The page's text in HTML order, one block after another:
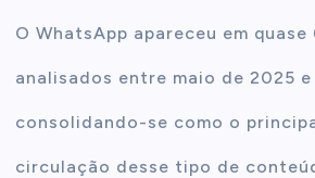
O WhatsApp apareceu em quase
analisados entre maio de 2025 e
consolidando-se como o
circulação desse tipo de